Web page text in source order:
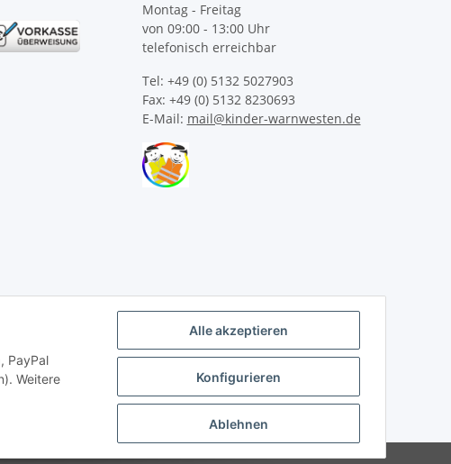
Montag - Freitag
von 09:00 - 13:00 Uhr
telefonisch erreichbar
Tel: +49 (0) 5132 5027903
Fax: +49 (0) 5132 8230693
E-Mail: mail@kinder-warnwesten.de
PayPal
Weitere
Alle akzeptieren
Konfigurieren
Ablehnen